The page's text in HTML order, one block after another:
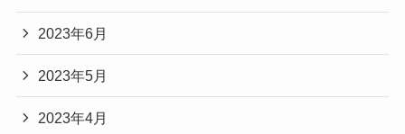
2023年6月
2023年5月
2023年4月